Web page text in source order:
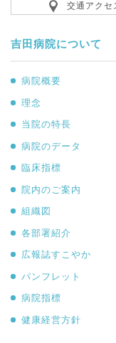
交通アクセ
吉田病院について
病院概要
理念
当院の特長
病院のデータ
臨床指標
院内のご案内
組織図
各部署紹介
広報誌すこやか
パンフレット
病院指標
健康経営方針